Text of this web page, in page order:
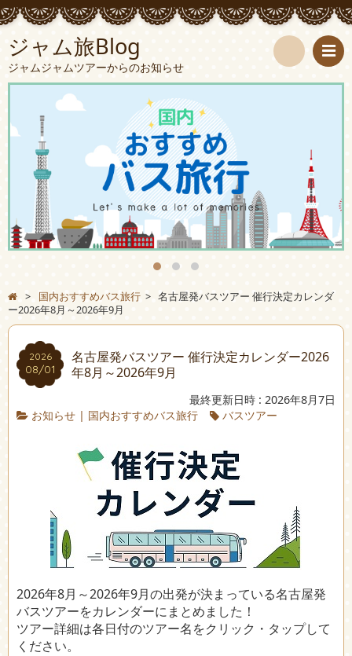
ジャム旅Blog
ジャムジャムツアーからのお知らせ
検
> 国内おすすめバス旅行 > 名古屋発バスツアー 催行決定カレンダ
ー2026年8月～2026年9月
2026
08/01
名古屋発バスツアー 催行決定カレンダー2026
年8月～2026年9月
最終更新日時 : 2026年8月7日
お知らせ | 国内おすすめバス旅行 バスツアー
2026年8月～2026年9月の出発が決まっている名古屋発
バスツアーをカレンダーにまとめました！
ツアー詳細は各日付のツアー名をクリック・タップして
ください。